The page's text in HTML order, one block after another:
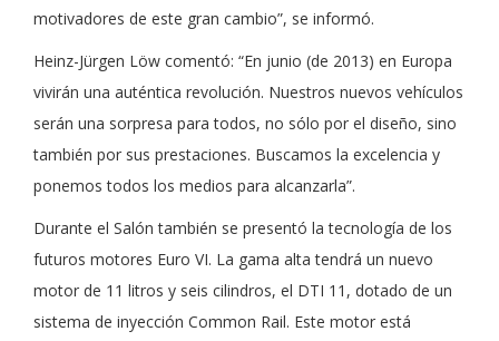
motivadores de este gran cambio”, se informó.
Heinz-Jürgen Löw comentó: “En junio (de 2013) en Europa
vivirán una auténtica revolución. Nuestros nuevos vehículos
serán una sorpresa para todos, no sólo por el diseño, sino
también por sus prestaciones. Buscamos la excelencia y
ponemos todos los medios para alcanzarla”.
Durante el Salón también se presentó la tecnología de los
futuros motores Euro VI. La gama alta tendrá un nuevo
motor de 11 litros y seis cilindros, el DTI 11, dotado de un
sistema de inyección Common Rail. Este motor está